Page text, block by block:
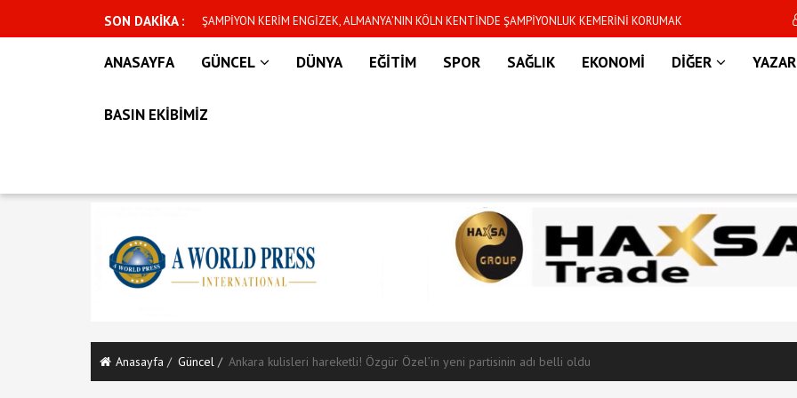
SON DAKİKA : ŞAMPİYON KERİM ENGİZEK, ALMANYA’NIN KÖLN KENTİNDE ŞAMPİYONLUK KEMERİNİ KORUMAK
İÇİN CUMARTESİ GÜNÜ KAFESE ÇIKIYOR
Dünya Kupası
ANASAYFA GÜNCEL DÜNYA EĞİTİM SPOR SAĞLIK EKONOMİ DİĞER
BASIN EKİBİMİZ
Anasayfa Güncel Ankara kulisleri hareketli! Özgür Özel’in yeni partisinin adı belli oldu